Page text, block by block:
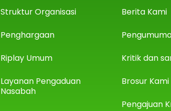
Struktur Organisasi
Penghargaan
Riplay Umum
Layanan Pengaduan
Nasabah
Berita Kami
Kritik dan
Brosur Kami
Pengajuan